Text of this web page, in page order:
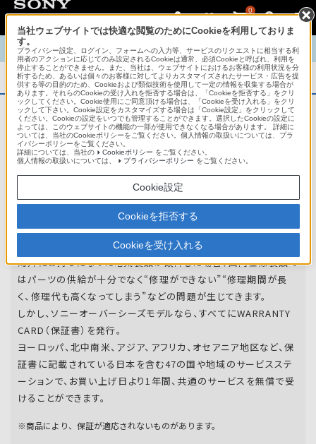
0
TOP 商品概要 商品情報 English 中文
商品概要
アフターサービス
オーバーシーズモデルは、いろいろな国
地域で共通の保証を実施しています。
世界47の国や地域で共通の保証サービスを実施し
ています。
海外にお持ちになった電気製品が故障した場合、国内仕様製品で
はパーツの供給が十分でなく“修理ができない”“修理期間が長
く、修理代も高くなってしまう”などの問題が生じてきます。
しかし、ソニーオーバーシーズモデルなら、すべてにWARRANTY
CARD（保証書）を発行。
ヨーロッパ、北中南米、アジア、アフリカ、オセアニア地区など、保
証書に記載されている日本を含む47の国や地域のサービスステ
ーションで、お買い上げ日より1年間、共通のサービスを無償で受
けることができます。
※商品により、保証が適応されないものがあります。
当社ウェブサイトでは快適な閲覧のためにCookieを利用しておりま
す。
プライバシー設定、ログイン、フォームへの入力等、サービスのリクエストに相当する利
用者のアクションに応じてのみ設定されるCookieは通常、必須Cookieと呼ばれ、利用を
停止することができません。また、当社は、ウェブサイトにおけるお客様の利用状況を分
析するため、あるいは個々のお客様に対してよりカスタマイズされたサービス・広告を提
供する等の目的のため、Cookieおよび類似技術を使用して一定の情報を収集する場合が
あります。それらのCookieの受け入れを拒否する場合は、「Cookieを拒否する」をクリ
ックしてください。Cookie使用にご同意頂ける場合は、「Cookieを受け入れる」をクリ
ックして下さい。Cookie設定をカスタマイズする場合は「Cookie設定」をクリックして
ください。Cookieの設定をいつでも管理することができます。選択したCookieの設定に
よっては、このウェブサイトの機能の一部が使用できなくなる場合があります。 詳細に
ついては、当社のCookieポリシーをご覧ください。個人情報の取扱いについては、プラ
イバシーポリシーをご覧ください。
詳細については、当社の
Cookieポリシー をご覧ください。
個人情報の取扱いについては、
プライバシーポリシー をご覧ください。
Cookie設定
Cookieを拒否する
Cookieを受け入れる